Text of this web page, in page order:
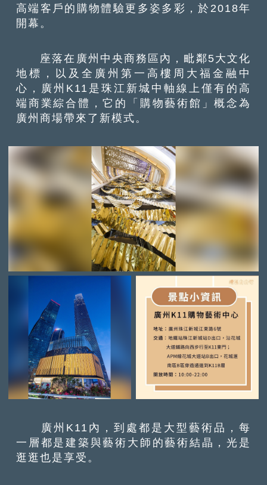
高端客戶的購物體驗更多姿多彩，於2018年
開幕。
座落在廣州中央商務區內，毗鄰5大文化
地標，以及全廣州第一高樓周大福金融中
心，廣州K11是珠江新城中軸線上僅有的高
端商業綜合體，它的「購物藝術館」概念為
廣州商場帶來了新模式。
廣州K11內，到處都是大型藝術品，每
一層都是建築與藝術大師的藝術結晶，光是
逛逛也是享受。